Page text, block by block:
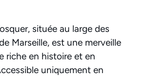
située au large des
Marseille, est une merveille
riche en histoire et en
uniquement en